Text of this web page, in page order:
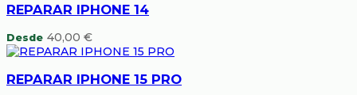
REPARAR IPHONE 14
Desde 40,00 €
REPARAR IPHONE 15 PRO